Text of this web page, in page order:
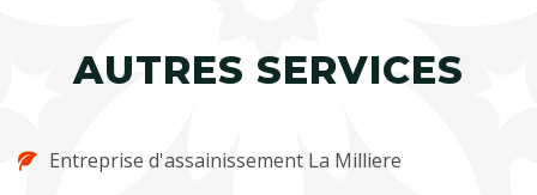
AUTRES SERVICES
Entreprise d'assainissement La Milliere